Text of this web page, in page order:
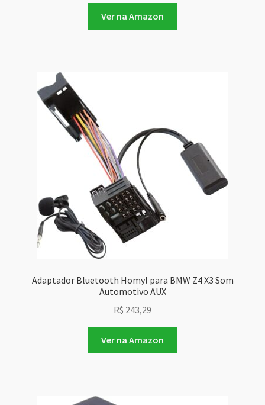
Ver na Amazon
Adaptador Bluetooth Homyl para BMW Z4 X3 Som
Automotivo AUX
R$ 243,29
Ver na Amazon